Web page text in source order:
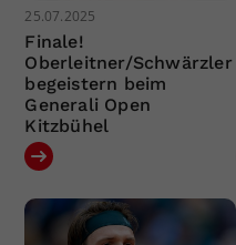
25.07.2025
Finale!
Oberleitner/Schwärzler
begeistern beim
Generali Open
Kitzbühel